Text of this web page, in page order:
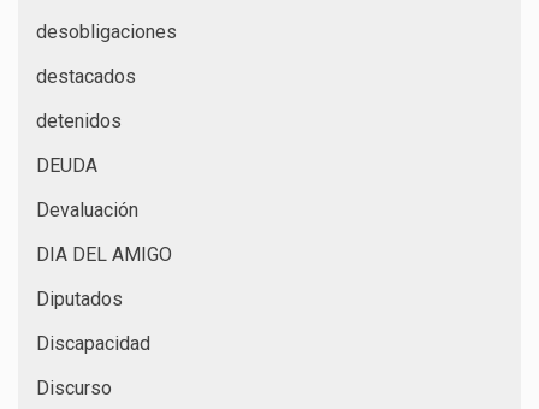
desobligaciones
destacados
detenidos
DEUDA
Devaluación
DIA DEL AMIGO
Diputados
Discapacidad
Discurso